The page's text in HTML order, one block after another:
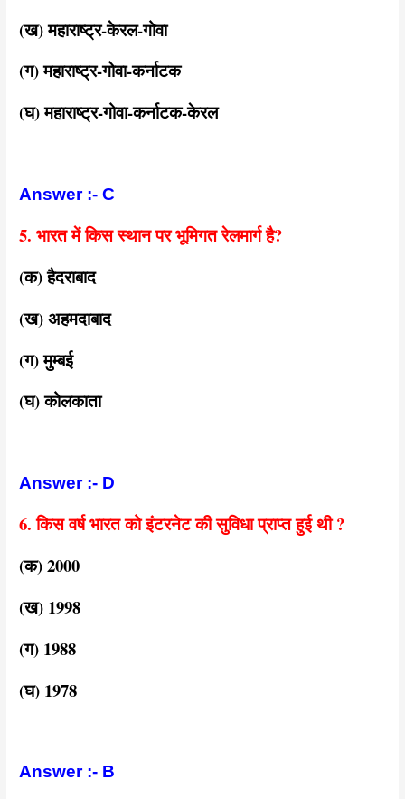
(ख) महाराष्ट्र-केरल-गोवा
(ग) महाराष्ट्र-गोवा-कर्नाटक
(घ) महाराष्ट्र-गोवा-कर्नाटक-केरल
Answer :- C
5. भारत में किस स्थान पर भूमिगत रेलमार्ग है?
(क) हैदराबाद
(ख) अहमदाबाद
(ग) मुम्बई
(घ) कोलकाता
Answer :- D
6. किस वर्ष भारत को इंटरनेट की सुविधा प्राप्त हुई थी ?
(क) 2000
(ख) 1998
(ग) 1988
(घ) 1978
Answer :- B